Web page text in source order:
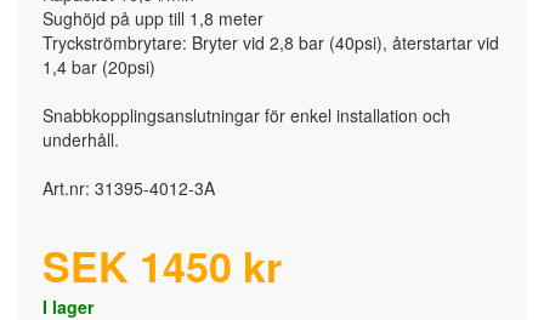
Sughöjd på upp till 1,8 meter
Tryckströmbrytare: Bryter vid 2,8 bar (40psi), återstartar vid
1,4 bar (20psi)
Snabbkopplingsanslutningar för enkel installation och
underhåll.
Art.nr: 31395-4012-3A
SEK 1450 kr
I lager